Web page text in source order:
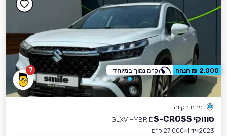
7
פתח תקווה
סוזוקי S-CROSS
GLXV HYBRID
2023 יד 1
27,000 ק״מ
2,000 ₪ הנחה ק״מ נמוך במיוחד